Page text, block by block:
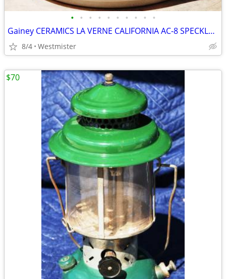
• • • • • • • • • •
Gainey CERAMICS LA VERNE CALIFORNIA AC-8 SPECKLED MATTE WHITE PLANTER
8/4 Westmister
$70